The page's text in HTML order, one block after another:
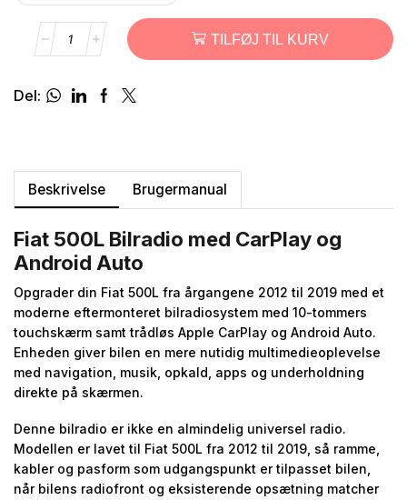
TILFØJ TIL KURV
Del:
Beskrivelse Brugermanual
Fiat 500L Bilradio med CarPlay og
Android Auto
Opgrader din Fiat 500L fra årgangene 2012 til 2019 med et
moderne eftermonteret bilradiosystem med 10-tommers
touchskærm samt trådløs Apple CarPlay og Android Auto.
Enheden giver bilen en mere nutidig multimedieoplevelse
med navigation, musik, opkald, apps og underholdning
direkte på skærmen.
Denne bilradio er ikke en almindelig universel radio.
Modellen er lavet til Fiat 500L fra 2012 til 2019, så ramme,
kabler og pasform som udgangspunkt er tilpasset bilen,
når bilens radiofront og eksisterende opsætning matcher